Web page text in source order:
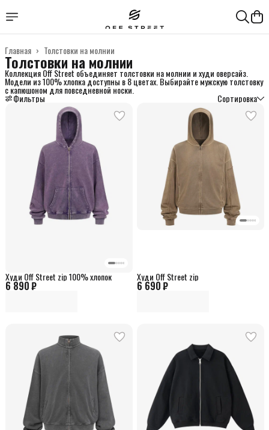
Толстовки на молнии
Главная ›
Толстовки на молнии
Коллекция Off Street объединяет толстовки на молнии и худи оверсайз.
Модели из 100% хлопка доступны в 8 цветах. Выбирайте мужскую толстовку
с капюшоном для повседневной носки.
Фильтры Сортировка
6 890 ₽
Худи Off Street zip 100% хлопок
6 690 ₽
Худи Off Street zip